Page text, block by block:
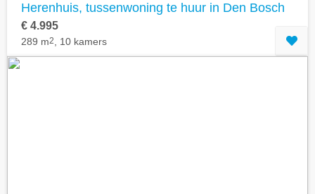
Herenhuis, tussenwoning te huur in Den Bosch
€ 4.995
289 m2 , 10 kamers